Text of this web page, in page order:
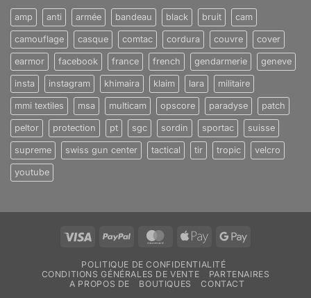
amp anti armée bandeau black bruit cam
camouflage casque comtac cordura couvre cover
earmor facebook france french gendarmerie geneve
insta instagram khimaira klaim lara militaire
mmi textiles msa multicam opscore paradyse patch
peltor protection pt sgc sordin sportac suisse
supreme swiss gun center tactical tir tropic velcro
youtube
Visa PayPal MasterCard
Apple
Google
POLITIQUE DE CONFIDENTIALITÉ
CONDITIONS GÉNÉRALES DE VENTE
PARTENAIRES
A PROPOS DE
BOUTIQUES CONTACT